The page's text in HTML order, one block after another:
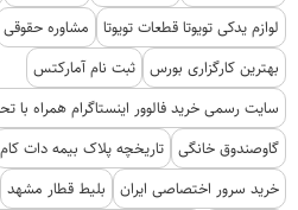
لوازم یدکی تویوتا قطعات تویوتا
مشاوره حقوقی
بهترین کارگزاری بورس ثبت نام آمارکتس
سایت رسمی خرید فالوور اینستاگرام همراه با
گاوصندوق خانگی تاریخچه پلاک بیمه دات کام
خرید سرور اختصاصی ایران
بلیط قطار مشهد